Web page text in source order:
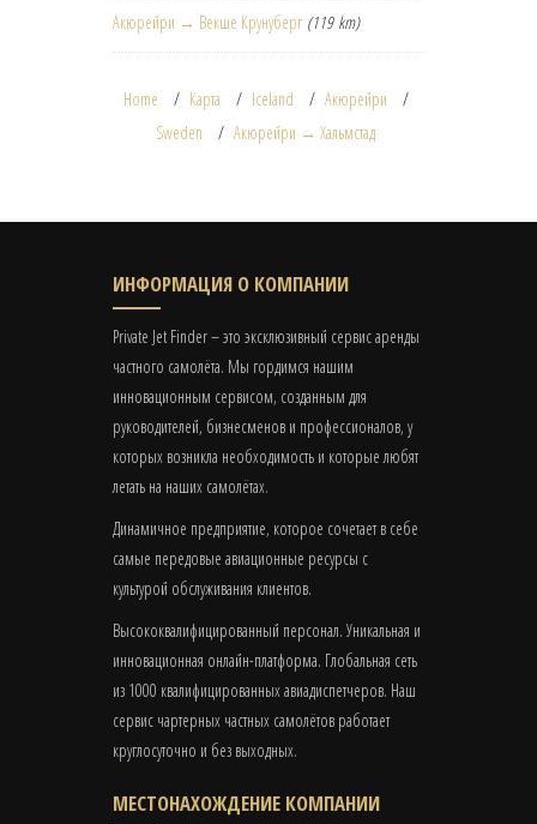
Акюрейри → Векше Крунуберг (119 km)
Home Карта Iceland
Акюрейри
Sweden
Акюрейри → Хальмстад
ИНФОРМАЦИЯ О КОМПАНИИ
Private Jet Finder – это эксклюзивный сервис аренды
частного самолёта. Мы гордимся нашим
инновационным сервисом, созданным для
руководителей, бизнесменов и профессионалов, у
которых возникла необходимость и которые любят
летать на наших самолётах.
Динамичное предприятие, которое сочетает в себе
самые передовые авиационные ресурсы с
культурой обслуживания клиентов.
Высококвалифицированный персонал. Уникальная и
инновационная онлайн-платформа. Глобальная сеть
из 1000 квалифицированных авиадиспетчеров. Наш
сервис чартерных частных самолётов работает
круглосуточно и без выходных.
МЕСТОНАХОЖДЕНИЕ КОМПАНИИ